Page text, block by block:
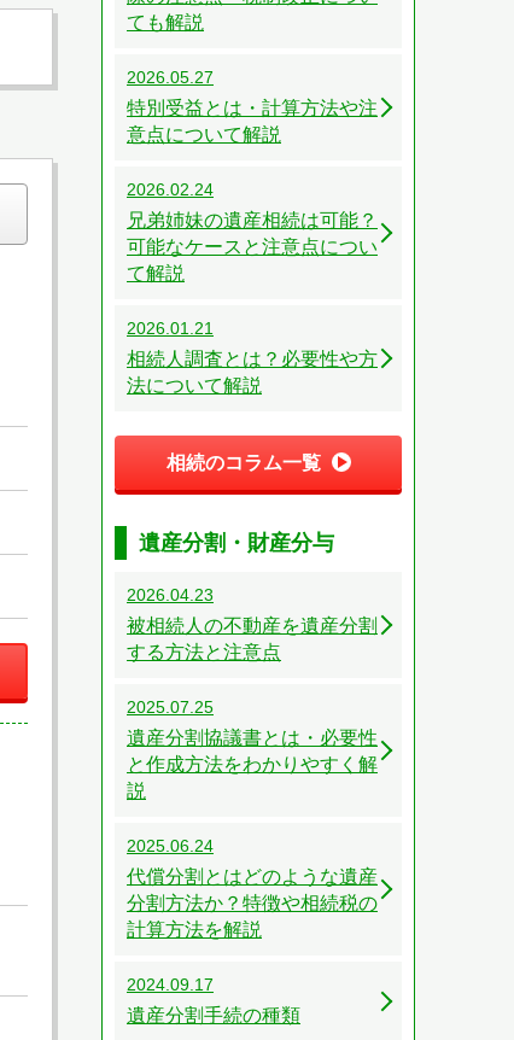
ても解説
2026.05.27
特別受益とは・計算方法や注
意点について解説
2026.02.24
兄弟姉妹の遺産相続は可能？
可能なケースと注意点につい
て解説
2026.01.21
相続人調査とは？必要性や方
法について解説
相続のコラム一覧
遺産分割・財産分与
2026.04.23
被相続人の不動産を遺産分割
する方法と注意点
2025.07.25
遺産分割協議書とは・必要性
と作成方法をわかりやすく解
説
2025.06.24
代償分割とはどのような遺産
分割方法か？特徴や相続税の
計算方法を解説
2024.09.17
遺産分割手続の種類